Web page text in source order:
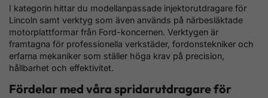
I kategorin hittar du modellanpassade injektorutdragare för
Lincoln samt verktyg som även används på närbesläktade
motorplattformar från Ford-koncernen. Verktygen är
framtagna för professionella verkstäder, fordonstekniker och
erfarna mekaniker som ställer höga krav på precision,
hållbarhet och effektivitet.
Fördelar med våra spridarutdragare för